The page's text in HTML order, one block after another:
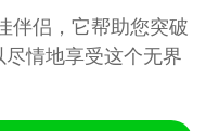
伴侣，它帮助您突破
情地享受这个无界